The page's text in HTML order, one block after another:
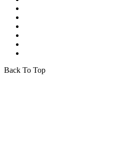
Back To Top